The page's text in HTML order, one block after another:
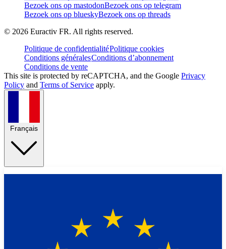
Bezoek ons op mastodonBezoek ons op telegram
Bezoek ons op blueskyBezoek ons op threads
© 2026 Euractiv FR. All rights reserved.
Politique de confidentialitéPolitique cookies
Conditions généralesConditions d’abonnement
Conditions de vente
This site is protected by reCAPTCHA, and the Google Privacy
Policy and Terms of Service apply.
Français